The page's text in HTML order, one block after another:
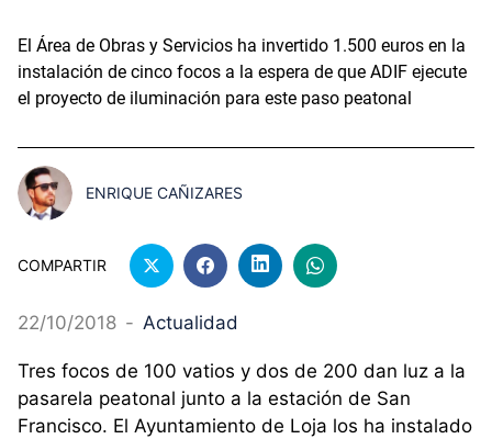
El Área de Obras y Servicios ha invertido 1.500 euros en la
instalación de cinco focos a la espera de que ADIF ejecute
el proyecto de iluminación para este paso peatonal
ENRIQUE CAÑIZARES
COMPARTIR
22/10/2018 - Actualidad
Tres focos de 100 vatios y dos de 200 dan luz a la
pasarela peatonal junto a la estación de San
Francisco. El Ayuntamiento de Loja los ha instalado